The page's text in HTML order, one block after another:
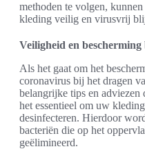
methoden te volgen,
kleding veilig en virusvrij
Veiligheid en
Als het gaat om het
coronavirus bij het dragen
belangrijke tips en adviezen
het essentieel om uw
desinfecteren. Hierdoor
bacteriën die op het
geëlimineerd.